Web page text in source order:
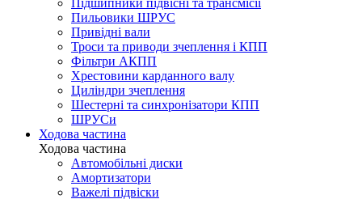
Підшипники підвісні та трансмісії
Пильовики ШРУС
Привідні вали
Троси та приводи зчеплення і КПП
Фільтри АКПП
Хрестовини карданного валу
Циліндри зчеплення
Шестерні та синхронізатори КПП
ШРУСи
Ходова частина
Ходова частина
Автомобільні диски
Амортизатори
Важелі підвіски